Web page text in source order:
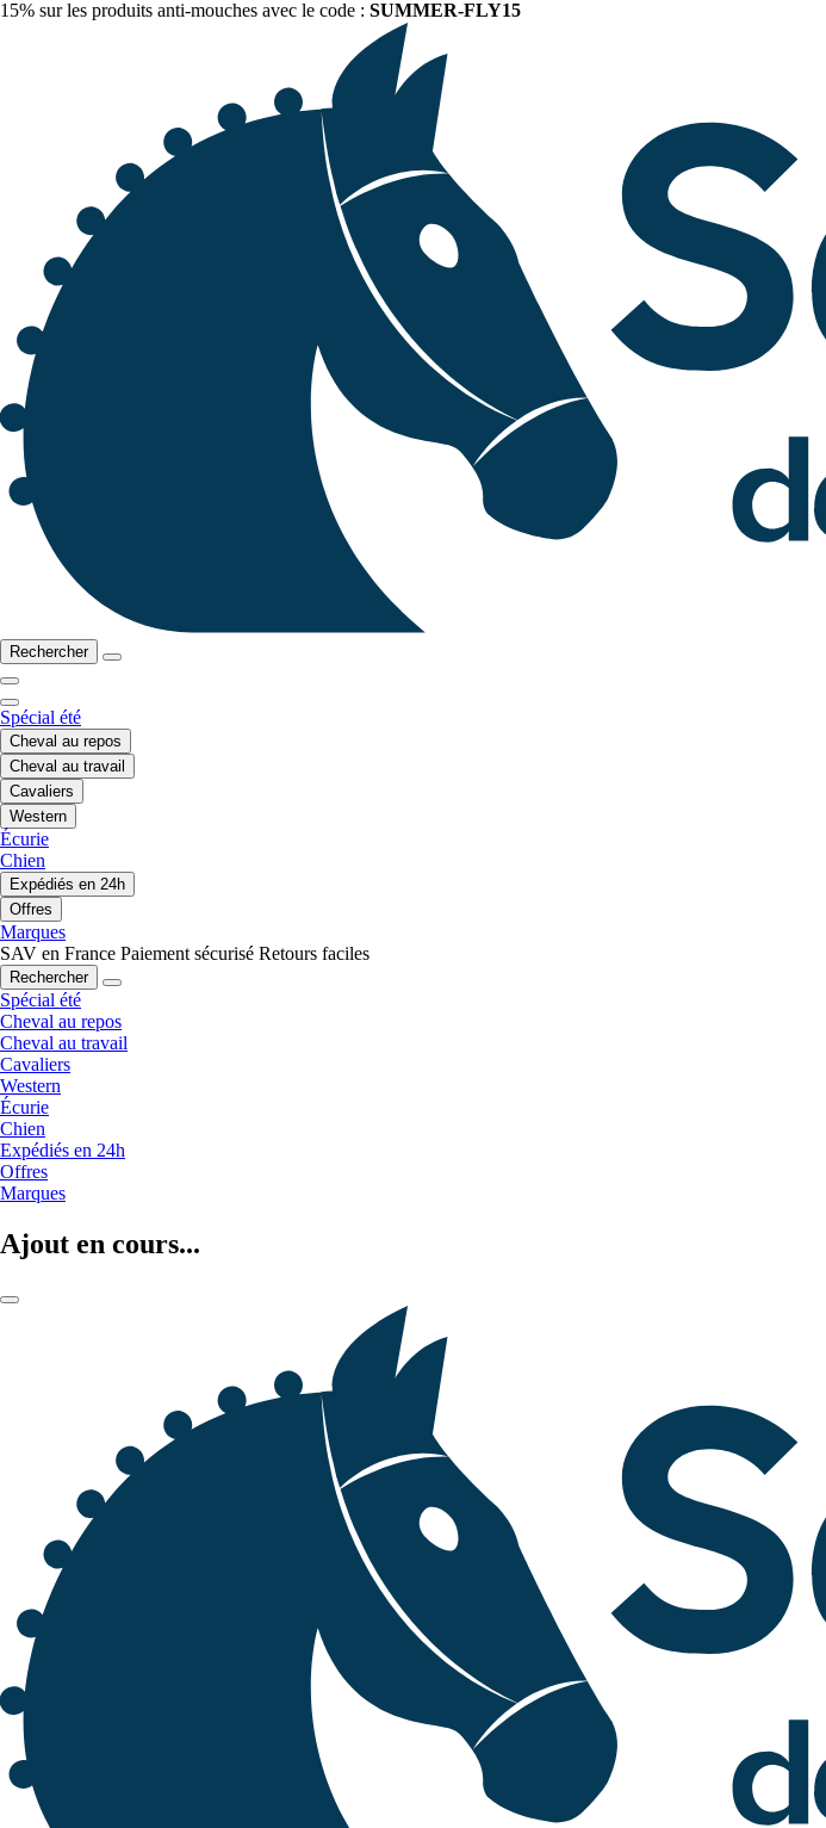
15% sur les produits anti-mouches avec le code : SUMMER-FLY15
Rechercher
Spécial été
Cheval au repos
Cheval au travail
Cavaliers
Western
Écurie
Chien
Expédiés en 24h
Offres
Marques
SAV en France Paiement sécurisé Retours faciles
Rechercher
Spécial été
Cheval au repos
Cheval au travail
Cavaliers
Western
Écurie
Chien
Expédiés en 24h
Offres
Marques
Ajout en cours...